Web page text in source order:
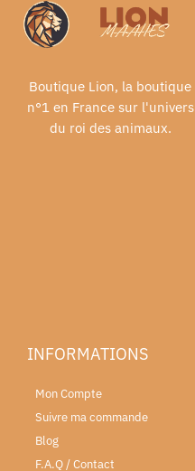
Boutique Lion, la boutique
n°1 en France sur l'univers
du roi des animaux.
INFORMATIONS
Mon Compte
Suivre ma commande
Blog
F.A.Q / Contact